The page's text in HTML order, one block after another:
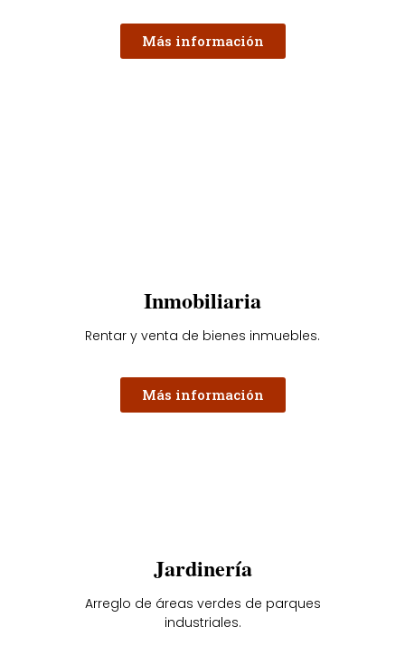
Más información
Inmobiliaria
Rentar y venta de bienes inmuebles.
Más información
Jardinería
Arreglo de áreas verdes de parques
industriales.